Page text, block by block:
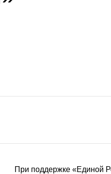
При поддержке «Единой